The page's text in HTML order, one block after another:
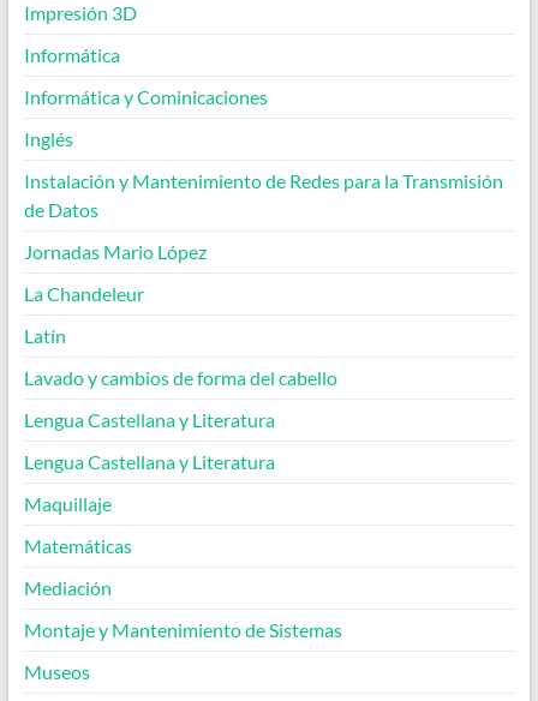
Impresión 3D
Informática
Informática y Cominicaciones
Inglés
Instalación y Mantenimiento de Redes para la Transmisión
de Datos
Jornadas Mario López
La Chandeleur
Latín
Lavado y cambios de forma del cabello
Lengua Castellana y Literatura
Lengua Castellana y Literatura
Maquillaje
Matemáticas
Mediación
Montaje y Mantenimiento de Sistemas
Museos